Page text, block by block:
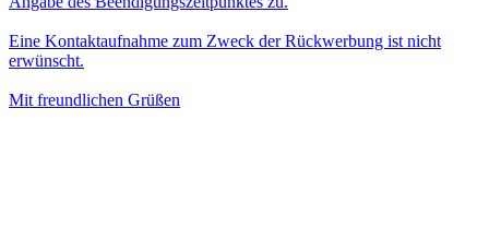
Eine Kontaktaufnahme zum Zweck der Rückwerbung ist nicht
erwünscht.
Mit freundlichen Grüßen